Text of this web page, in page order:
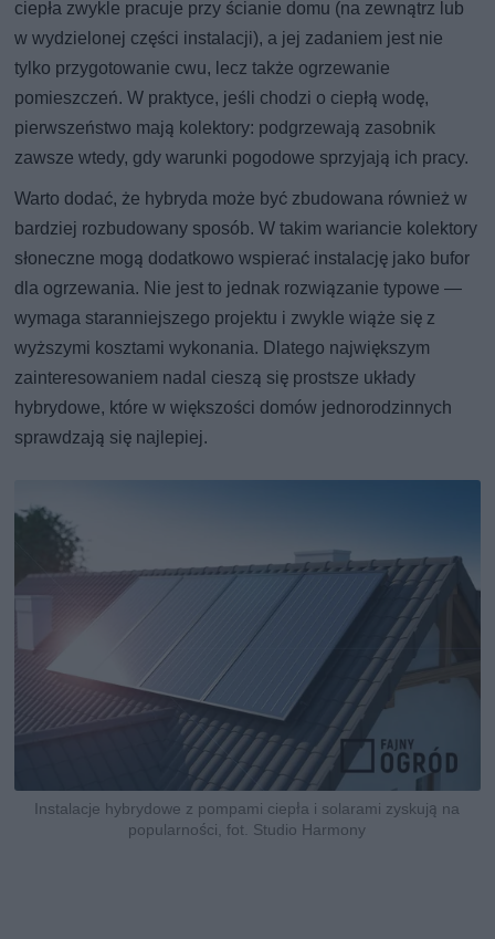
ciepła zwykle pracuje przy ścianie domu (na zewnątrz lub
w wydzielonej części instalacji), a jej zadaniem jest nie
tylko przygotowanie cwu, lecz także ogrzewanie
pomieszczeń. W praktyce, jeśli chodzi o ciepłą wodę,
pierwszeństwo mają kolektory: podgrzewają zasobnik
zawsze wtedy, gdy warunki pogodowe sprzyjają ich pracy.
Warto dodać, że hybryda może być zbudowana również w
bardziej rozbudowany sposób. W takim wariancie kolektory
słoneczne mogą dodatkowo wspierać instalację jako bufor
dla ogrzewania. Nie jest to jednak rozwiązanie typowe —
wymaga staranniejszego projektu i zwykle wiąże się z
wyższymi kosztami wykonania. Dlatego największym
zainteresowaniem nadal cieszą się prostsze układy
hybrydowe, które w większości domów jednorodzinnych
sprawdzają się najlepiej.
Instalacje hybrydowe z pompami ciepła i solarami zyskują na
popularności, fot. Studio Harmony